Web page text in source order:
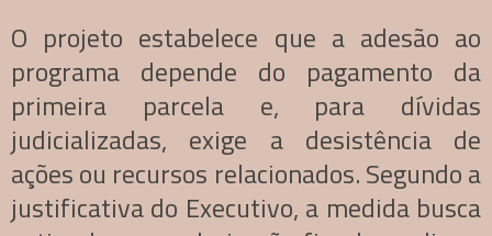
O projeto estabelece que a adesão ao
programa depende do pagamento da
primeira parcela e, para dívidas
judicializadas, exige a desistência de
ações ou recursos relacionados. Segundo a
justificativa do Executivo, a medida busca